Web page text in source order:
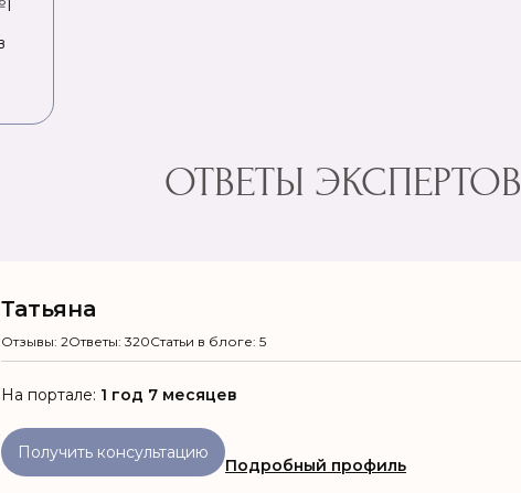
ОТВЕТЫ ЭКСПЕРТОВ
Татьяна
Отзывы: 2Ответы: 320Статьи в блоге: 5
На портале: 1 год 7 месяцев
Получить консультацию
Подробный профиль